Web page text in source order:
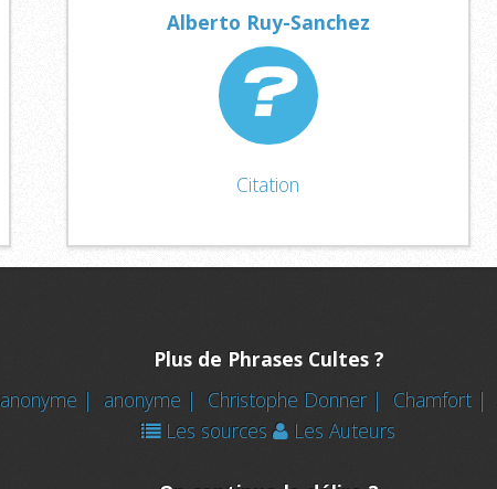
Alberto Ruy-Sanchez
Citation
Plus de Phrases Cultes ?
anonyme | anonyme | Christophe Donner | Chamfort |
Les sources
Les Auteurs